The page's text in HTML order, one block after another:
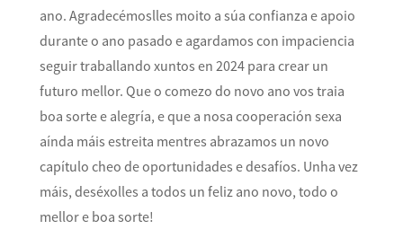
ano. Agradecémoslles moito a súa confianza e apoio
durante o ano pasado e agardamos con impaciencia
seguir traballando xuntos en 2024 para crear un
futuro mellor. Que o comezo do novo ano vos traia
boa sorte e alegría, e que a nosa cooperación sexa
aínda máis estreita mentres abrazamos un novo
capítulo cheo de oportunidades e desafíos. Unha vez
máis, deséxolles a todos un feliz ano novo, todo o
mellor e boa sorte!